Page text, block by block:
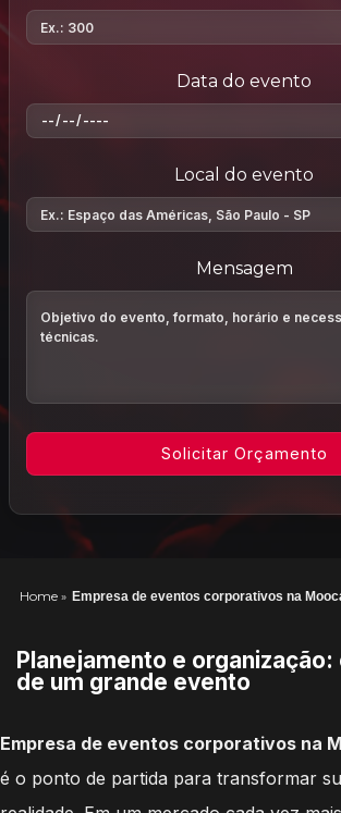
Data do evento
Local do evento
Mensagem
Home » Empresa de eventos corporativos na
Planejamento e
de um grande evento
Empresa de eventos corporativos na
é o ponto de partida para transformar